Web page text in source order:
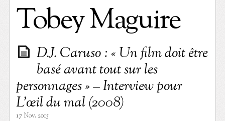
Tobey Maguire
D.J. Caruso : « Un film doit être
basé avant tout sur les
personnages » – Interview pour
L’œil du mal (2008)
17 Nov. 2015